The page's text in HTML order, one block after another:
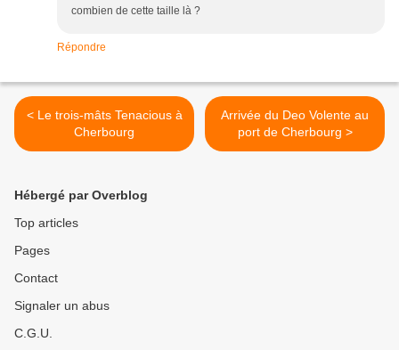
combien de cette taille là ?
Répondre
< Le trois-mâts Tenacious à
Cherbourg
Arrivée du Deo Volente au
port de Cherbourg >
Hébergé par Overblog
Top articles
Pages
Contact
Signaler un abus
C.G.U.